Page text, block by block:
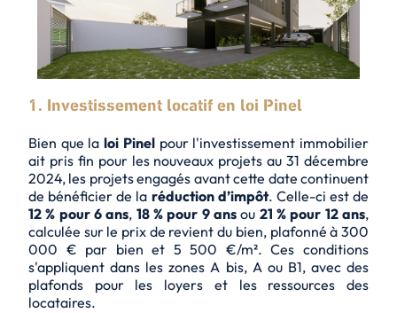
1. Investissement locatif en loi Pinel
Bien que laloi Pinelpour l'investissement immobilier
ait pris fin pour les nouveaux projets au 31 décembre
2024, les projets engagés avant cette date continuent
de bénéficier de la réduction d’impôt. Celle-ci est de
12 % pour 6 ans, 18 % pour 9 ans ou 21 % pour 12 ans,
calculée sur le prix de revient du bien, plafonné à 300
000 € par bien et 5 500 €/m². Ces conditions
s'appliquent dans les zones A bis, A ou B1, avec des
plafonds pour les loyers et les ressources des
locataires.